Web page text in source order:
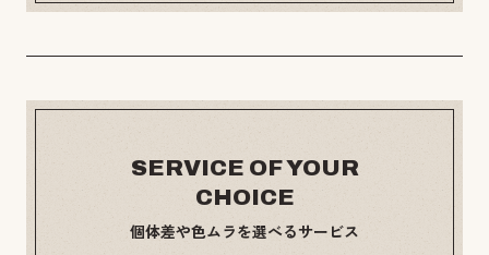
SERVICE OF YOUR
CHOICE
個体差や色ムラを選べるサービス